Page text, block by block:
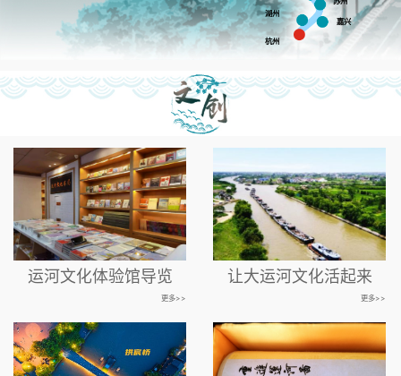
嘉兴
湖州
杭州
运河文化体验馆导览
更多>>
让大运河文化活起来
更多>>